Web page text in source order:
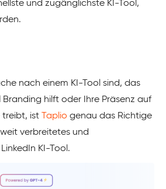
und zugänglichste KI-Tool,
nach einem KI-Tool sind, das
Branding hilft oder Ihre Präsenz auf
treibt, ist
Taplio genau das Richtige
verbreitetes und
KI-Tool.